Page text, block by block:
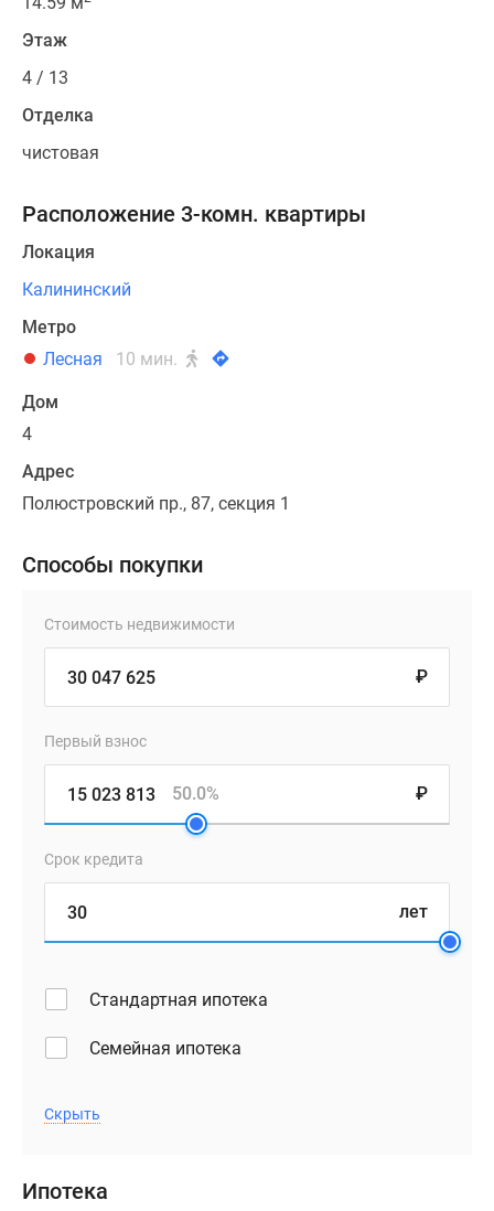
Этаж
4 / 13
Отделка
чистовая
Расположение 3-комн. квартиры
Локация
Калининский
Метро
Лесная
10 мин.
Дом
4
Адрес
Полюстровский пр., 87, секция 1
Способы покупки
Стоимость недвижимости
₽
Первый взнос
₽
50.0%
Срок кредита
лет
Стандартная ипотека
Семейная ипотека
Скрыть
Ипотека